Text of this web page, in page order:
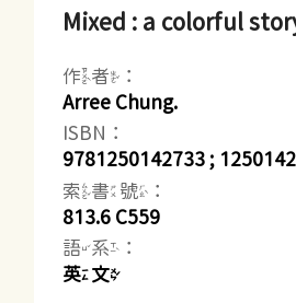
Mixed : a colorful
作者：
Arree Chung.
ISBN：
9781250142733 ;
索書號：
813.6 C559
語系：
英文